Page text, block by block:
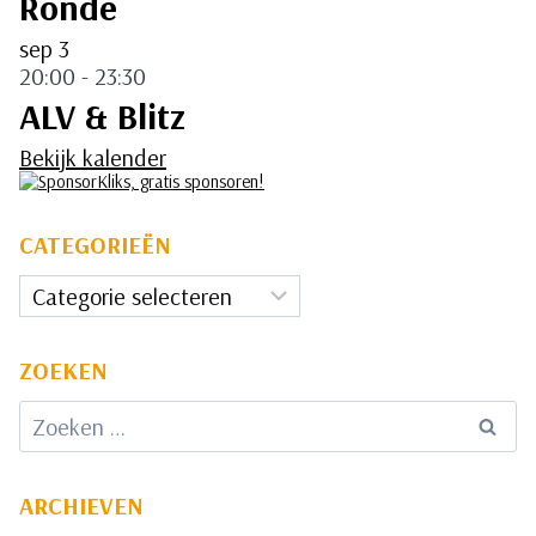
sep 3
20:00 - 23:30
ALV & Blitz
Bekijk kalender
CATEGORIEËN
Categorieën
ZOEKEN
Zoeken
naar:
ARCHIEVEN